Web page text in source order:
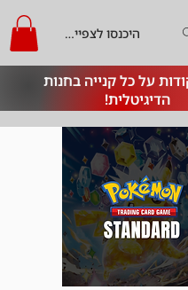
על כל קנייה בחנות
הדיגיטלית!
היכנסו לצפייה בקרדיט